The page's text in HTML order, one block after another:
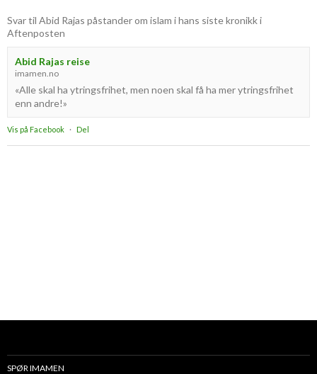
Svar til Abid Rajas påstander om islam i hans siste kronikk i
Aftenposten
Abid Rajas reise
imamen.no
«Alle skal ha ytringsfrihet, men noen skal få ha mer ytringsfrihet
enn andre!»
Vis på Facebook · Del
SPØR IMAMEN